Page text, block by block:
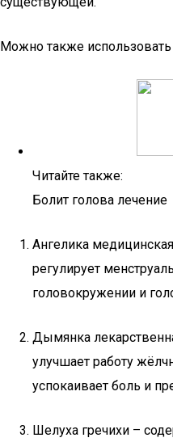
Можно также
Читайте также:
Болит голова лечение
Ангелика
регулирует
головокружении и
Дымянка
улучшает работу
успокаивает боль и
Шелуха гречихи –